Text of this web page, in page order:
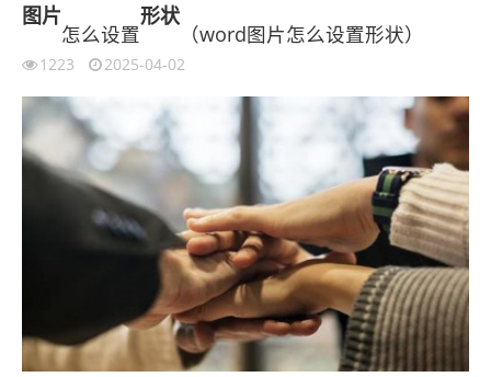
图片
怎么设置
形状
（word图片怎么设置形状）
1223 2025-04-02